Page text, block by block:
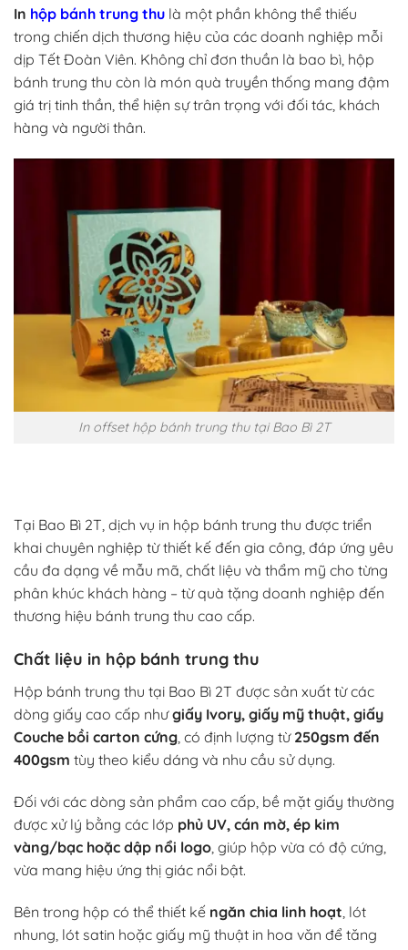
In hộp bánh trung thu là một phần không thể thiếu
trong chiến dịch thương hiệu của các doanh nghiệp mỗi
dịp Tết Đoàn Viên. Không chỉ đơn thuần là bao bì, hộp
bánh trung thu còn là món quà truyền thống mang đậm
giá trị tinh thần, thể hiện sự trân trọng với đối tác, khách
hàng và người thân.
In offset hộp bánh trung thu tại Bao Bì 2T
Tại Bao Bì 2T, dịch vụ in hộp bánh trung thu được triển
khai chuyên nghiệp từ thiết kế đến gia công, đáp ứng yêu
cầu đa dạng về mẫu mã, chất liệu và thẩm mỹ cho từng
phân khúc khách hàng – từ quà tặng doanh nghiệp đến
thương hiệu bánh trung thu cao cấp.
Chất liệu in hộp bánh trung thu
Hộp bánh trung thu tại Bao Bì 2T được sản xuất từ các
dòng giấy cao cấp nhưgiấy Ivory, giấy mỹ thuật, giấy
Couche bồi carton cứng, có định lượng từ 250gsm đến
400gsm tùy theo kiểu dáng và nhu cầu sử dụng.
Đối với các dòng sản phẩm cao cấp, bề mặt giấy thường
được xử lý bằng các lớp phủ UV, cán mờ, ép kim
vàng/bạc hoặc dập nổi logo, giúp hộp vừa có độ cứng,
vừa mang hiệu ứng thị giác nổi bật.
Bên trong hộp có thể thiết kế ngăn chia linh hoạt , lót
nhung, lót satin hoặc giấy mỹ thuật in hoa văn để tăng